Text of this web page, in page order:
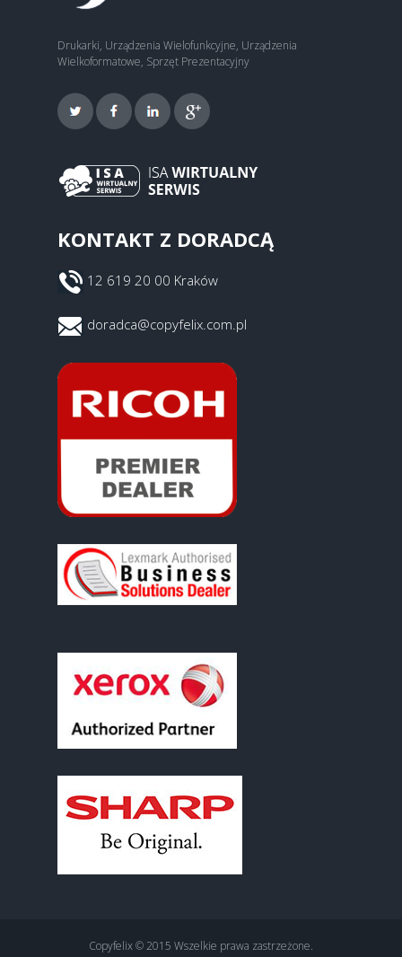
Drukarki, Urządzenia Wielofunkcyjne, Urządzenia
Wielkoformatowe, Sprzęt Prezentacyjny
KONTAKT Z DORADCĄ
12 619 20 00 Kraków
doradca@copyfelix.com.pl
Copyfelix © 2015 Wszelkie prawa zastrzeżone.